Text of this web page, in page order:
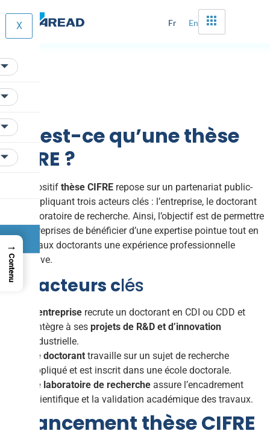
Fr En
X
Qu’est-ce qu’une thèse
CIFRE ?
Le dispositif thèse CIFRE repose sur un partenariat public-
privé impliquant trois acteurs clés : l’entreprise, le doctorant
et le laboratoire de recherche. Ainsi, l’objectif est de permettre
aux entreprises de bénéficier d’une expertise pointue tout en
offrant aux doctorants une expérience professionnelle
immersive.
Les acteurs clés
L’entreprise recrute un doctorant en CDI ou CDD et
l’intègre à ses projets de R&D et d’innovation
industrielle.
Le doctorant travaille sur un sujet de recherche
appliqué et est inscrit dans une école doctorale.
Le laboratoire de recherche assure l’encadrement
scientifique et la validation académique des travaux.
Financement thèse CIFRE
→
Contenu